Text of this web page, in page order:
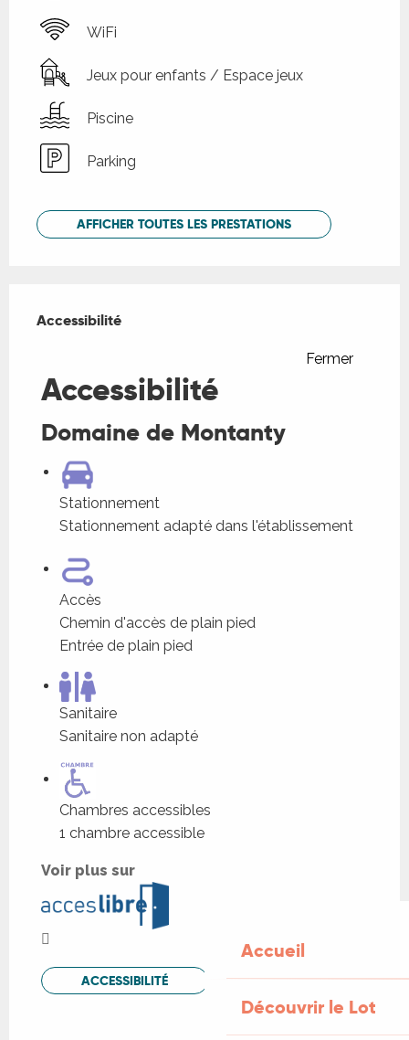
Accueil
Découvrir le Lot
WiFi
Jeux pour enfants / Espace jeux
Piscine
Parking
AFFICHER TOUTES LES PRESTATIONS
Accessibilité
Accessibilité
Fermer
Accessibilité
Domaine de Montanty
Stationnement
Stationnement adapté dans l'établissement
Accès
Chemin d'accès de plain pied
Entrée de plain pied
Sanitaire
Sanitaire non adapté
Chambres accessibles
1 chambre accessible
Voir plus sur
ACCESSIBILITÉ